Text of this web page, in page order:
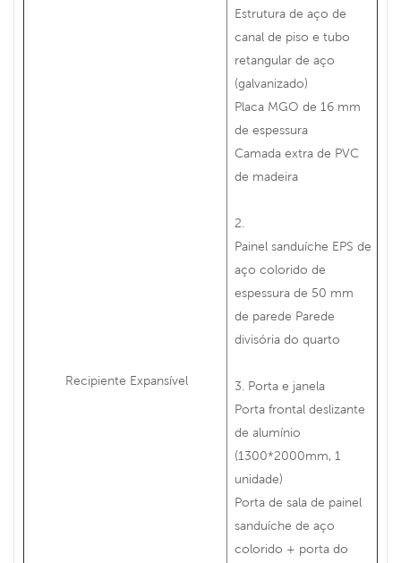
Recipiente Expansível
Estrutura de aço de
canal de piso e tubo
retangular de aço
(galvanizado)
Placa MGO de 16 mm
de espessura
Camada extra de PVC
de madeira
2.
Painel sanduíche EPS de
aço colorido de
espessura de 50 mm
de parede Parede
divisória do quarto
3. Porta e janela
Porta frontal deslizante
de alumínio
(1300*2000mm, 1
unidade)
Porta de sala de painel
sanduíche de aço
colorido + porta do